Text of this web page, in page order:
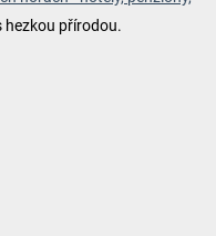
hezkou přírodou.